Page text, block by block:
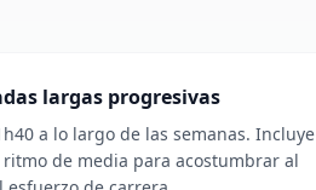
largas progresivas
a lo largo de las semanas. Incluye
de media para acostumbrar al